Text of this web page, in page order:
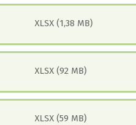
XLSX (1,38 MB)
XLSX (92 MB)
XLSX (59 MB)